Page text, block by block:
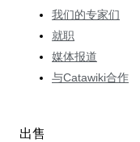
我们的专家们
就职
媒体报道
与Catawiki合作
出售